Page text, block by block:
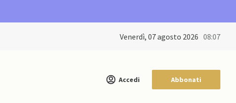
venerdì, 07 agosto 2026 08:07
Accedi Abbonati